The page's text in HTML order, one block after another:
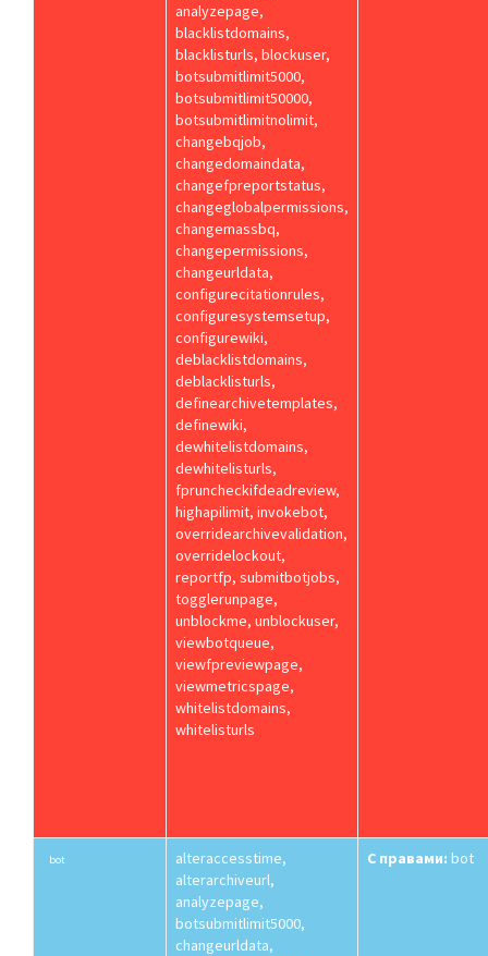
analyzepage,
blacklistdomains,
blacklisturls, blockuser,
botsubmitlimit5000,
botsubmitlimit50000,
botsubmitlimitnolimit,
changebqjob,
changedomaindata,
changefpreportstatus,
changeglobalpermissions,
changemassbq,
changepermissions,
changeurldata,
configurecitationrules,
configuresystemsetup,
configurewiki,
deblacklistdomains,
deblacklisturls,
definearchivetemplates,
definewiki,
dewhitelistdomains,
dewhitelisturls,
fpruncheckifdeadreview,
highapilimit, invokebot,
overridearchivevalidation,
overridelockout,
reportfp, submitbotjobs,
togglerunpage,
unblockme, unblockuser,
viewbotqueue,
viewfpreviewpage,
viewmetricspage,
whitelistdomains,
whitelisturls
bot
alteraccesstime,
alterarchiveurl,
analyzepage,
botsubmitlimit5000,
changeurldata,
С правами: bot